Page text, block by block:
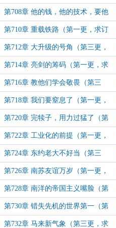
求订阅）
第708章 他的钱，他的技术，要他
的命（第三更，求订阅）
第710章 重载铁路（第一更，求订
阅）
第712章 大升级的号角（第三更，
求订阅）
第714章 亮剑的筹码（第一更，求
订阅）
第716章 教他们学会敬畏（第三
更，求订阅）
第718章 我们要窒息了（第一更，
求订阅）
第720章 完犊子，用力过猛了（第
三更，求订阅）
第722章 工业化的前提（第一更，
求订阅）
第724章 东约老大不好当（第三
更，求订阅）
第726章 南苏友谊万岁（第一更，
求订阅）
第728章 南洋的帝国主义嘴脸（第
三更，求订阅）
第730章 错失先机的世界第一（第
一更，求订阅）
第732章 马来新气象（第三更，求